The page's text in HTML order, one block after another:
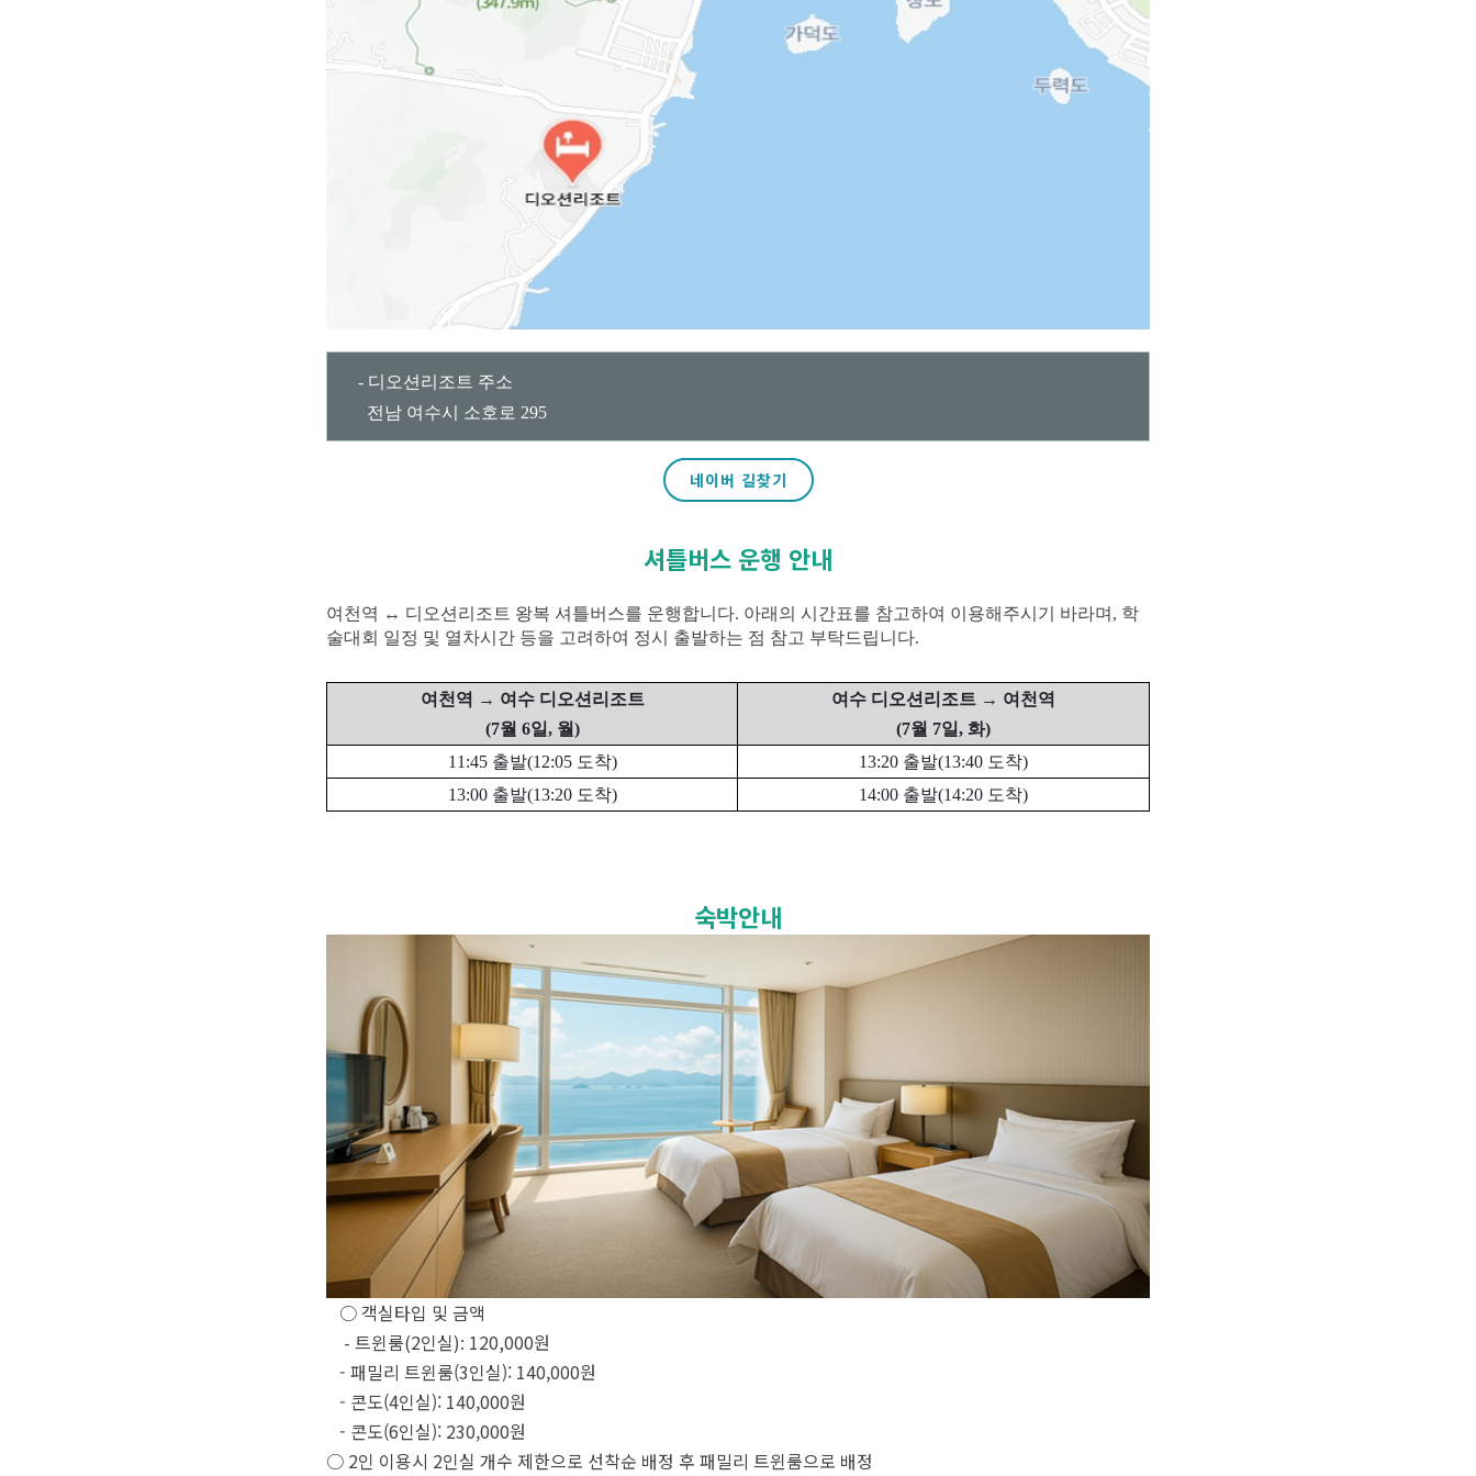
- 디오션리조트 주소
전남 여수시 소호로 295
네이버 길찾기
셔틀버스 운행 안내
여천역 ↔ 디오션리조트 왕복 셔틀버스를 운행합니다. 아래의 시간표를 참고하여 이용해주시기 바라며 , 학
술대회 일정 및 열차시간 등을 고려하여 정시 출발하는 점 참고 부탁드립니다.
여천역 → 여수 디오션리조트
(7월 6일, 월)
여수 디오션리조트 → 여천역
(7월 7일, 화)
11:45 출발(12:05 도착) 13:20 출발(13:40 도착)
13:00 출발(13:20 도착) 14:00 출발(14:20 도착)
숙박안내
○ 객실타입 및 금액
- 트윈룸(2인실): 120,000원
- 패밀리 트윈룸(3인실): 140,000원
- 콘도(4인실): 140,000원
- 콘도(6인실): 230,000원
○ 2인 이용시 2인실 개수 제한으로 선착순 배정 후 패밀리 트윈룸으로 배정